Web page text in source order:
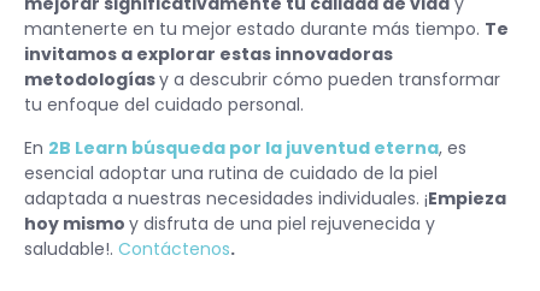
mantenerte en tu mejor estado durante más tiempo. Te
invitamos a explorar estas innovadoras
metodologíasy a descubrir cómo pueden transformar
tu enfoque del cuidado personal.
En 2B Learn búsqueda por la juventud eterna, es
esencial adoptar una rutina de cuidado de la piel
adaptada a nuestras necesidades individuales. ¡Empieza
hoy mismo y disfruta de una piel rejuvenecida y
saludable!. Contáctenos.